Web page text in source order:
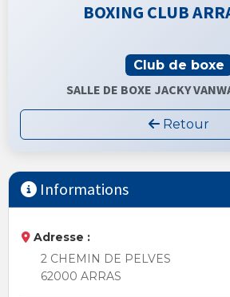
BOXING CLUB
Club de boxe
SALLE DE BOXE JACKY
Retour
Informations
Adresse :
2 CHEMIN DE PELVES
62000 ARRAS